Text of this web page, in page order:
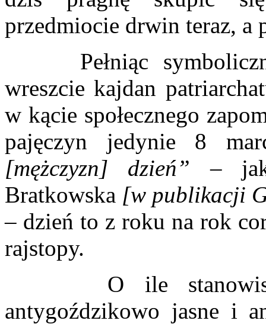
przedmiocie drwin teraz, a
Pełniąc
wreszcie kajdan
w kącie społecznego
pajęczyn jedynie 8
[mężczyzn] dzień” – jak
Bratkowska [w publikacji
– dzień to z roku na rok
rajstopy.
O ile stanowisko
antygoździkowo jasne i